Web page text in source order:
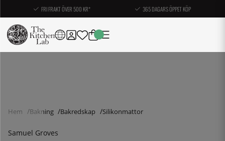
FRI FRAKT ÖVER 500 KR* 365 DAGARS ÖPPET KÖP
Hem Bakning Bakredskap Silikonmattor
Samuel Groves